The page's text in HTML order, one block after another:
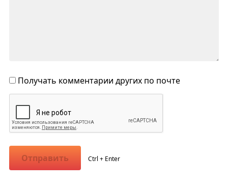
Получать комментарии других по почте
Отправить Ctrl + Enter